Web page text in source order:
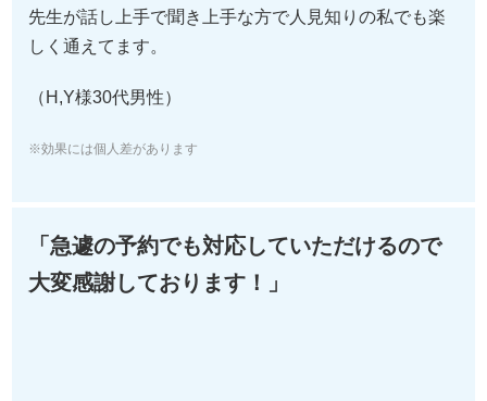
※効果には個人差があります
「急遽の予約でも対応していただけるので